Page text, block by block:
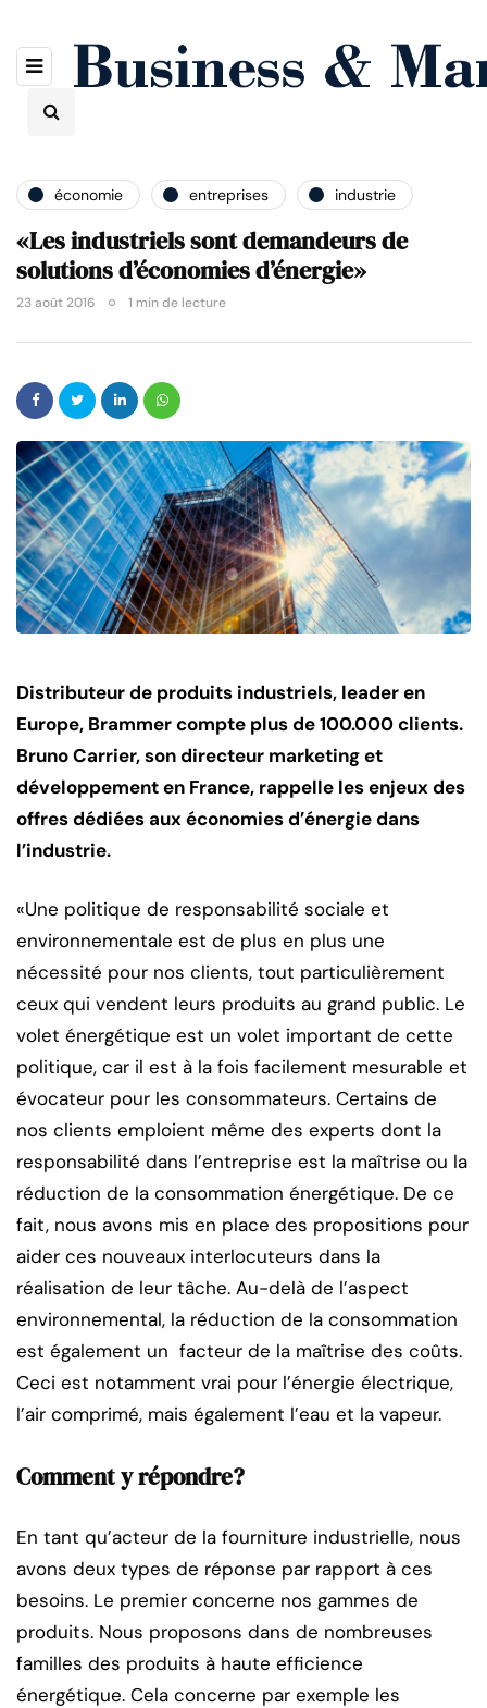
économie entreprises industrie
«Les industriels sont demandeurs de
solutions d’économies d’énergie»
23 août 2016 1 min de lecture
Distributeur de produits industriels, leader en
Europe, Brammer compte plus de 100.000 clients.
Bruno Carrier, son directeur marketing et
développement en France, rappelle les enjeux des
offres dédiées aux économies d’énergie dans
l’industrie.
«Une politique de responsabilité sociale et
environnementale est de plus en plus une
nécessité pour nos clients, tout particulièrement
ceux qui vendent leurs produits au grand public. Le
volet énergétique est un volet important de cette
politique, car il est à la fois facilement mesurable et
évocateur pour les consommateurs. Certains de
nos clients emploient même des experts dont la
responsabilité dans l’entreprise est la maîtrise ou la
réduction de la consommation énergétique. De ce
fait, nous avons mis en place des propositions pour
aider ces nouveaux interlocuteurs dans la
réalisation de leur tâche. Au-delà de l’aspect
environnemental, la réduction de la consommation
est également un facteur de la maîtrise des coûts.
Ceci est notamment vrai pour l’énergie électrique,
l’air comprimé, mais également l’eau et la vapeur.
Comment y répondre?
En tant qu’acteur de la fourniture industrielle, nous
avons deux types de réponse par rapport à ces
besoins. Le premier concerne nos gammes de
produits. Nous proposons dans de nombreuses
familles des produits à haute efficience
énergétique. Cela concerne par exemple les